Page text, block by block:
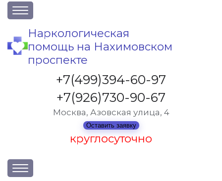
О клинике
Акции
Вакансии
Лицензии
Контакты
Наркологическая
помощь на Нахимовском
проспекте
+7(499)394-60-97
+7(926)730-90-67
Москва, Азовская улица, 4
Оставить заявку
круглосуточно